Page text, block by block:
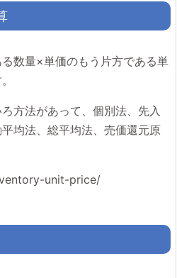
数量×単価のもう片方である単
方法があって、個別法、先入
均法、総平均法、売価還元原
unit-price/